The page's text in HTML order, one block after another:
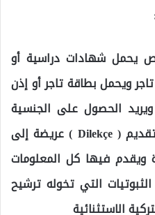
يحمل شهادات دراسية أو
ويحمل بطاقة تاجر أو إذن
الحصول على الجنسية
التركية الاستثنائية فيحق له تقديم ( Dilekçe ) عريضة إلى
ويقدم فيها كل المعلومات
التي تخوله ترشيح
الاستثنائية